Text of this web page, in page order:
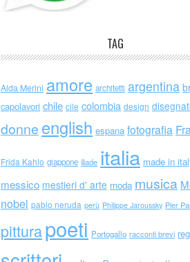
TAG
Alda Merini amore architetti argentina
capolavori chile cile colombia design
donne english espana fotografia
Frida Kahlo giappone iliade italia made in
messico mestieri d' arte moda musica
nobel pablo neruda perù Philippe Jaroussky Pier
pitturapoeti Portogallo racconti brevi